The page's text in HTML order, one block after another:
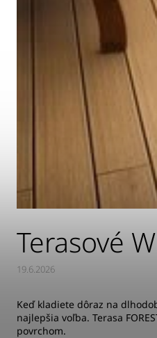
Terasové
19.6.2026
Keď kladiete dôraz na
najlepšia voľba. Terasa
povrchom.